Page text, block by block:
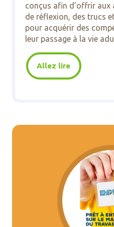
conçus afin d’offrir aux
de réflexion, des trucs
pour acquérir des
leur passage à la vie
Allez lire